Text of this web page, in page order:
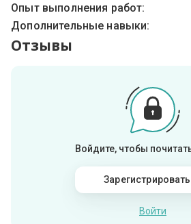
Опыт выполнения работ:
Дополнительные навыки:
Отзывы
Войдите, чтобы
Войти